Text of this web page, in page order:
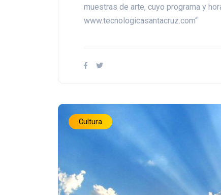
muestras de arte, cuyo programa y
www.tecnologicasantacruz.com“
Cultura